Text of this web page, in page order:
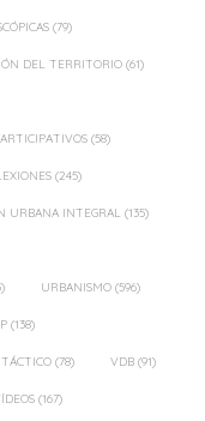
(79)
DEL TERRITORIO (61)
(58)
(245)
URBANA INTEGRAL (135)
URBANISMO (596)
(138)
(78) VDB (91)
(167)